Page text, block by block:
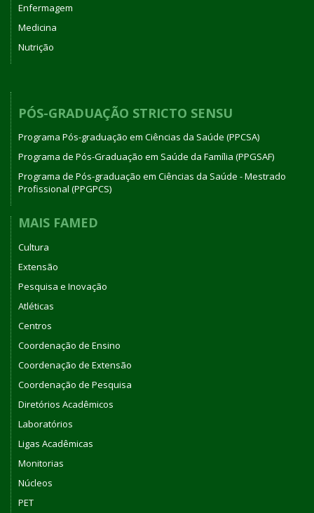
Enfermagem
Medicina
Nutrição
PÓS-GRADUAÇÃO STRICTO SENSU
Programa Pós-graduação em Ciências da Saúde (PPCSA)
Programa de Pós-Graduação em Saúde da Família (PPGSAF)
Programa de Pós-graduação em Ciências da Saúde - Mestrado
Profissional (PPGPCS)
MAIS FAMED
Cultura
Extensão
Pesquisa e Inovação
Atléticas
Centros
Coordenação de Ensino
Coordenação de Extensão
Coordenação de Pesquisa
Diretórios Acadêmicos
Laboratórios
Ligas Acadêmicas
Monitorias
Núcleos
PET